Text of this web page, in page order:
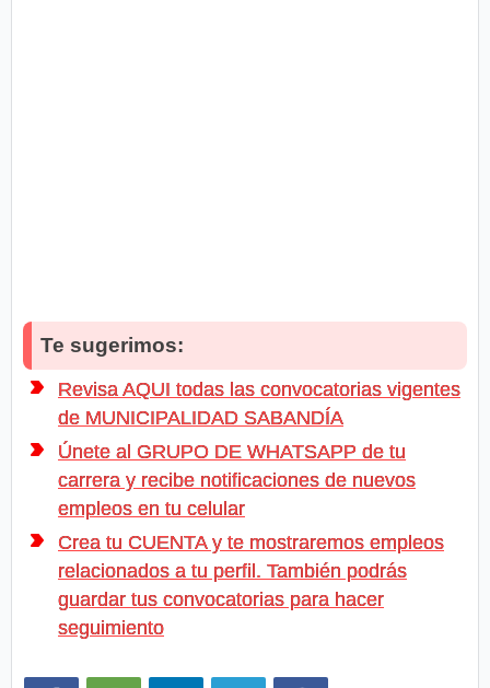
Te sugerimos:
Revisa AQUI todas las convocatorias vigentes
de MUNICIPALIDAD SABANDÍA
Únete al GRUPO DE WHATSAPP de tu
carrera y recibe notificaciones de nuevos
empleos en tu celular
Crea tu CUENTA y te mostraremos empleos
relacionados a tu perfil. También podrás
guardar tus convocatorias para hacer
seguimiento